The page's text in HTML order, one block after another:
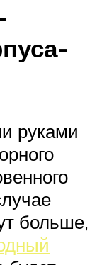
руками
больше,